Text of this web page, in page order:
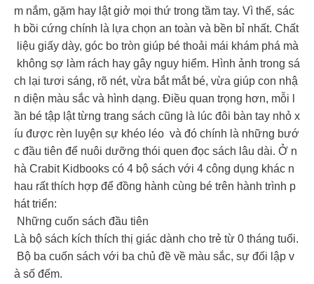
m nắm, gặm hay lật giở mọi thứ trong tầm tay. Vì thế, sác
h bồi cứng chính là lựa chọn an toàn và bền bỉ nhất. Chất
liệu giấy dày, góc bo tròn giúp bé thoải mái khám phá mà
không sợ làm rách hay gây nguy hiểm. Hình ảnh trong sá
ch lại tươi sáng, rõ nét, vừa bắt mắt bé, vừa giúp con nhậ
n diện màu sắc và hình dạng. Điều quan trọng hơn, mỗi l
ần bé tập lật từng trang sách cũng là lúc đôi bàn tay nhỏ x
íu được rèn luyện sự khéo léo và đó chính là những bướ
c đầu tiên để nuôi dưỡng thói quen đọc sách lâu dài. Ở n
hà Crabit Kidbooks có 4 bộ sách với 4 công dụng khác n
hau rất thích hợp để đồng hành cùng bé trên hành trình p
hát triển:
Những cuốn sách đầu tiên
Là bộ sách kích thích thị giác dành cho trẻ từ 0 tháng tuổi.
Bộ ba cuốn sách với ba chủ đề về màu sắc, sự đối lập v
à số đếm.